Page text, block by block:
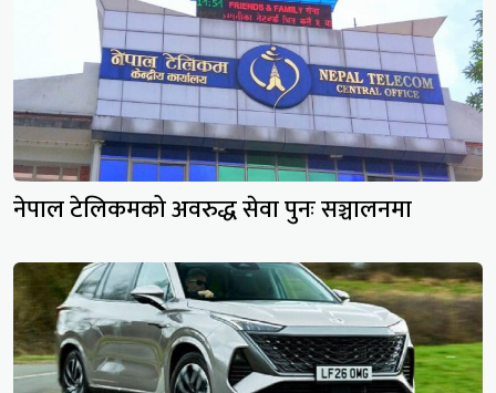
नेपाल टेलिकमको अवरुद्ध सेवा पुनः सञ्चालनमा